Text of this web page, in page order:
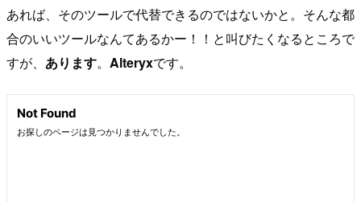
あれば、そのツールで代替できるのではないかと。そんな都
合のいいツールなんてあるかー！！と叫びたくなるところで
すが、 あります。 Alteryxです。